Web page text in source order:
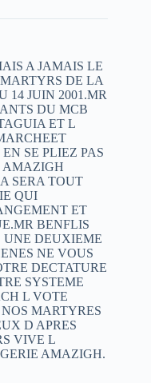
A JAMAIS LE
DE LA
14 JUIN 2001.MR
DU MCB
ET L
SE PLIEZ PAS
AMAZIGH
SERA TOUT
QUI
ET
BENFLIS
UNE DEUXIEME
NE VOUS
DECTATURE
SYSTEME
L VOTE
MARTYRES
D APRES
VIVE L
AMAZIGH.